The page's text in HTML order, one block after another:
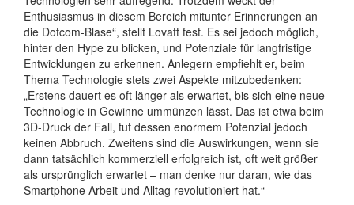
Enthusiasmus in diesem Bereich mitunter Erinnerungen an
die Dotcom-Blase“, stellt Lovatt fest. Es sei jedoch möglich,
hinter den Hype zu blicken, und Potenziale für langfristige
Entwicklungen zu erkennen. Anlegern empfiehlt er, beim
Thema Technologie stets zwei Aspekte mitzubedenken:
„Erstens dauert es oft länger als erwartet, bis sich eine neue
Technologie in Gewinne ummünzen lässt. Das ist etwa beim
3D-Druck der Fall, tut dessen enormem Potenzial jedoch
keinen Abbruch. Zweitens sind die Auswirkungen, wenn sie
dann tatsächlich kommerziell erfolgreich ist, oft weit größer
als ursprünglich erwartet – man denke nur daran, wie das
Smartphone Arbeit und Alltag revolutioniert hat.“